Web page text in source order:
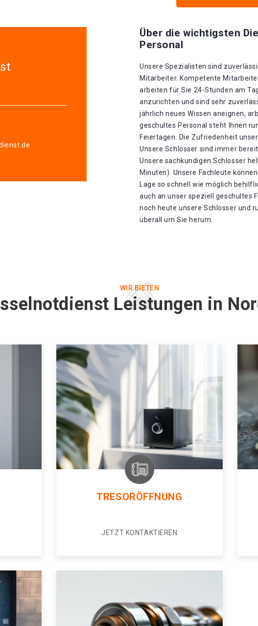
Über die wichtigsten
Personal
Unsere Spezialisten sind
Mitarbeiter. Kompetente
arbeiten für Sie 24-Stunden am
anzurichten und sind sehr
jährlich neues Wissen aneignen,
geschultes Personal steht Ihnen
Feiertagen. Die Zufriedenheit
Unsere Schlosser sind immer
Unsere sachkundigen Schlosser
Minuten). Unsere Fachleute
Lage so schnell wie möglich
auch an unser speziell geschultes
noch heute unsere Schlosser und
überall um Sie herum.
WIR BIETEN
Leistungen in
TRESORÖFFNUNG
JETZT KONTAKTIEREN